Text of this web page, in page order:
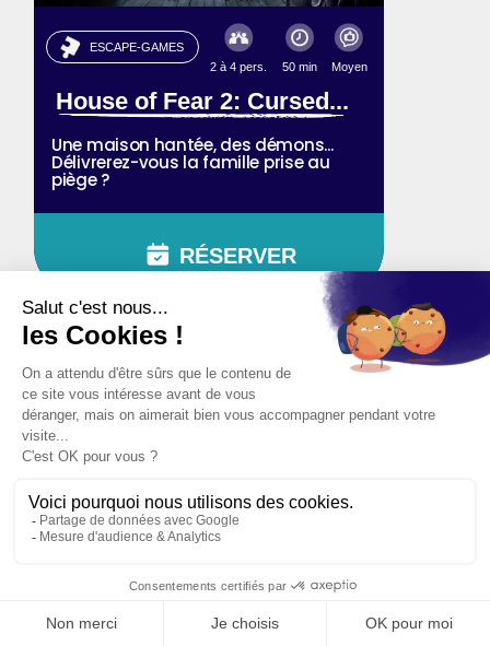
ESCAPE-GAMES
2 à 4 pers.
50 min Moyen
House of Fear 2: Cursed...
Une maison hantée, des démons...
Délivrerez-vous la famille prise au
piège ?
RÉSERVER